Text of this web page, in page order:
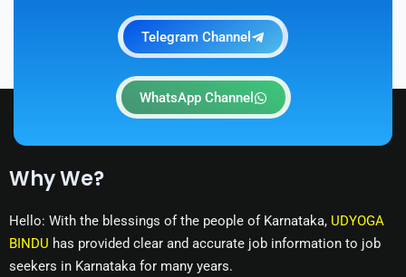
Telegram Channel
WhatsApp Channel
Why We?
Hello: With the blessings of the people of Karnataka, UDYOGA
BINDU has provided clear and accurate job information to job
seekers in Karnataka for many years.